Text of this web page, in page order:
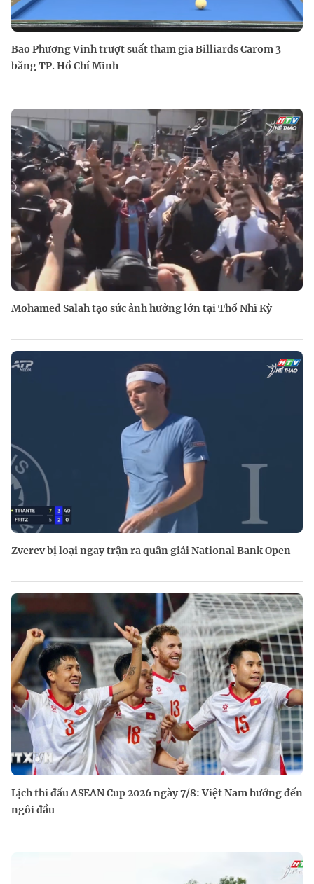
Bao Phương Vinh trượt suất tham gia Billiards Carom 3
băng TP. Hồ Chí Minh
Mohamed Salah tạo sức ảnh hưởng lớn tại Thổ Nhĩ Kỳ
Zverev bị loại ngay trận ra quân giải National Bank Open
Lịch thi đấu ASEAN Cup 2026 ngày 7/8: Việt Nam hướng đến
ngôi đầu